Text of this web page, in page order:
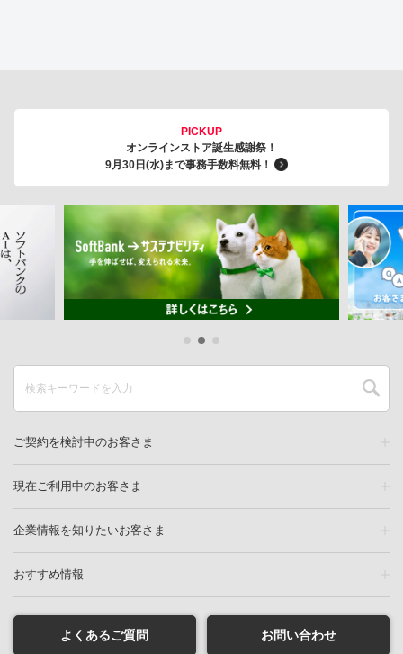
今すぐ特典に申し込む
PICKUP
オンラインストア誕生感謝祭！
9月30日(水)まで事務手数料無料！
ご契約を検討中のお客さま
現在ご利用中のお客さま
企業情報を知りたいお客さま
おすすめ情報
よくあるご質問 お問い合わせ